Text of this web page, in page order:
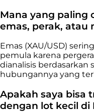
Mana yang paling
emas, perak, atau
Emas (XAU/USD)
pemula karena
dianalisis berdasarkan
hubungannya yang
Apakah saya bisa
dengan lot kecil di